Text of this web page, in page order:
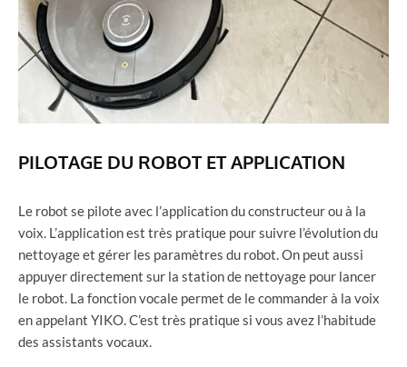
PILOTAGE DU ROBOT ET APPLICATION
Le robot se pilote avec l’application du constructeur ou à la
voix. L’application est très pratique pour suivre l’évolution du
nettoyage et gérer les paramètres du robot. On peut aussi
appuyer directement sur la station de nettoyage pour lancer
le robot. La fonction vocale permet de le commander à la voix
en appelant YIKO. C’est très pratique si vous avez l’habitude
des assistants vocaux.